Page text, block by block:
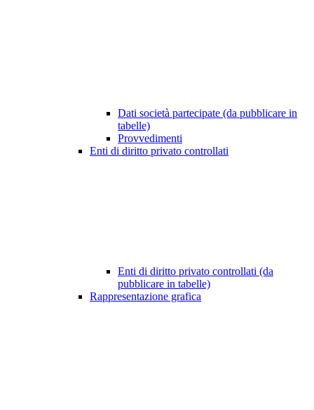
Dati società partecipate (da pubblicare in
tabelle)
Provvedimenti
Enti di diritto privato controllati
Enti di diritto privato controllati (da
pubblicare in tabelle)
Rappresentazione grafica